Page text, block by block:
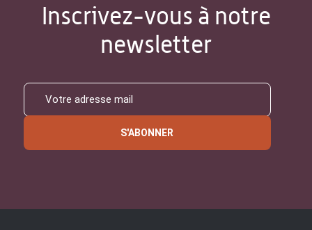
Inscrivez-vous à notre
newsletter
S'ABONNER